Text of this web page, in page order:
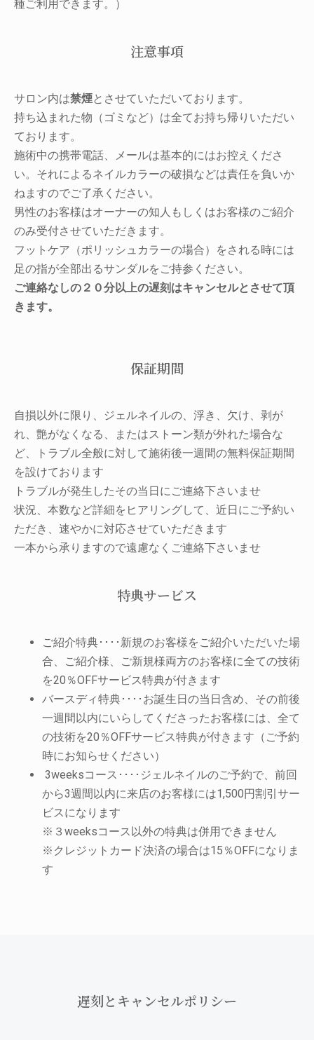
種ご利用できます。）
注意事項
サロン内は禁煙とさせていただいております。
持ち込まれた物（ゴミなど）は全てお持ち帰りいただい
ております。
施術中の携帯電話、メールは基本的にはお控えくださ
い。それによるネイルカラーの破損などは責任を負いか
ねますのでご了承ください。
男性のお客様はオーナーの知人もしくはお客様のご紹介
のみ受付させていただきます。
フットケア（ポリッシュカラーの場合）をされる時には
足の指が全部出るサンダルをご持参ください。
ご連絡なしの２０分以上の遅刻はキャンセルとさせて頂
きます。
保証期間
自損以外に限り、ジェルネイルの、浮き、欠け、剥が
れ、艶がなくなる、またはストーン類が外れた場合な
ど、トラブル全般に対して施術後一週間の無料保証期間
を設けております
トラブルが発生したその当日にご連絡下さいませ
状況、本数など詳細をヒアリングして、近日にご予約い
ただき、速やかに対応させていただきます
一本から承りますので遠慮なくご連絡下さいませ
特典サービス
ご紹介特典････新規のお客様をご紹介いただいた場
合、ご紹介様、ご新規様両方のお客様に全ての技術
を20％OFFサービス特典が付きます
バースディ特典････お誕生日の当日含め、その前後
一週間以内にいらしてくださったお客様には、全て
の技術を20％OFFサービス特典が付きます（ご予約
時にお知らせください）
3weeksコース････ジェルネイルのご予約で、前回
から3週間以内に来店のお客様には1,500円割引サー
ビスになります
※３weeksコース以外の特典は併用できません
※クレジットカード決済の場合は15％OFFになりま
す
遅刻とキャンセルポリシー